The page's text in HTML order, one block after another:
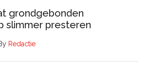
grondgebonden
slimmer presteren
Redactie